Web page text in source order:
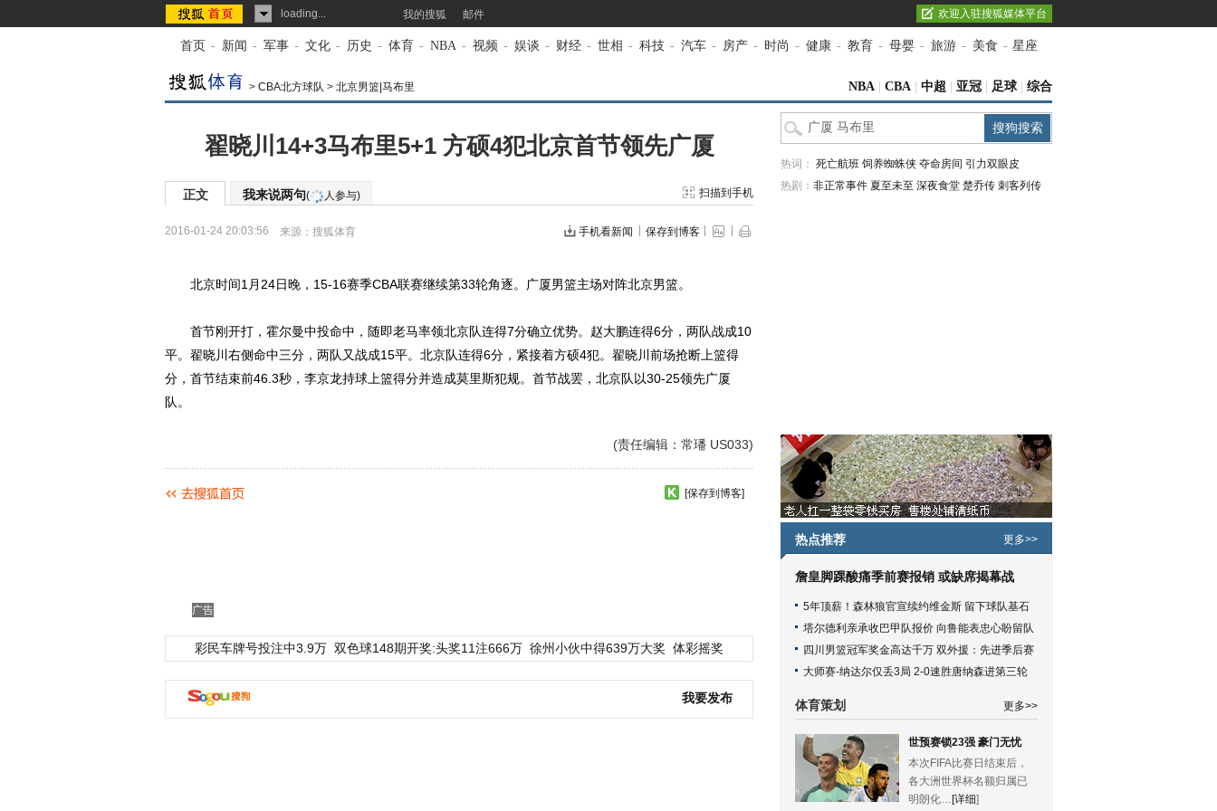
loading... 我的搜狐 邮件 欢迎入驻搜狐媒体平台
首页 - 新闻 - 军事 - 文化 - 历史 - 体育 - NBA - 视频 - 娱谈 - 财经 - 世相 - 科技 - 汽车 - 房产 - 时尚 - 健康 - 教育 - 母婴 - 旅游 - 美食 - 星座
> CBA北方球队 > 北京男篮|马布里 NBA CBA 中超 亚冠 足球 综合
翟晓川14+3马布里5+1 方硕4犯北京首节领先广厦
正文 我来说两句( 人参与) 扫描到手机
2016-01-24 20:03:56 来源： 搜狐体育 手机看新闻 保存到博客
北京时间1月24日晚，15-16赛季CBA联赛继续第33轮角逐。广厦男篮主场对阵北京男篮。
首节刚开打，霍尔曼中投命中，随即老马率领北京队连得7分确立优势。赵大鹏连得6分，两队战成10
平。翟晓川右侧命中三分，两队又战成15平。北京队连得6分，紧接着方硕4犯。翟晓川前场抢断上篮得
分，首节结束前46.3秒，李京龙持球上篮得分并造成莫里斯犯规。首节战罢，北京队以30-25领先广厦
队。
(责任编辑：常璠 US033)
[保存到博客]
广告
彩民车牌号投注中3.9万 双色球148期开奖:头奖11注666万 徐州小伙中得639万大奖 体彩摇奖
我要发布
热词： 死亡航班 饲养蜘蛛侠 夺命房间 引力双眼皮
热剧： 非正常事件 夏至未至 深夜食堂 楚乔传 刺客列传
热点推荐 更多>>
詹皇脚踝酸痛季前赛报销 或缺席揭幕战
5年顶薪！森林狼官宣续约维金斯 留下球队基石
塔尔德利亲承收巴甲队报价 向鲁能表忠心盼留队
四川男篮冠军奖金高达千万 双外援：先进季后赛
大师赛-纳达尔仅丢3局 2-0速胜唐纳森进第三轮
体育策划 更多>>
世预赛锁23强 豪门无忧
本次FIFA比赛日结束后，
各大洲世界杯名额归属已
明朗化… [详细]